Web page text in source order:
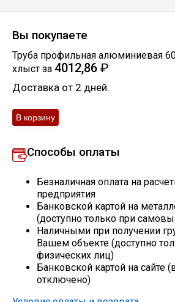
Проволока
Остальное
Алюминиевый прокат
Вы покупаете
Труба профильная алюминиевая
хлыст за 4012,86 ₽
Доставка от 2 дней.
Способы оплаты
Безналичная оплата на
предприятия
Банковской картой на
(доступно только при
Наличными при получении
Вашем объекте (доступно
физических лиц)
Банковской картой на сайте
отключено)